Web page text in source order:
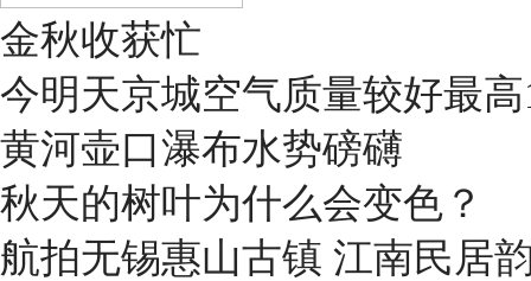
金秋收获忙
今明天京城空气质量较好最
黄河壶口瀑布水势磅礴
秋天的树叶为什么会变色？
航拍无锡惠山古镇 江南民居